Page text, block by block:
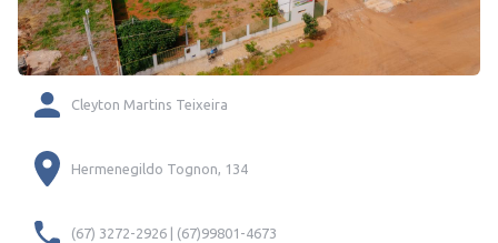
Cleyton Martins Teixeira
Hermenegildo Tognon, 134
(67) 3272-2926 | (67)99801-4673